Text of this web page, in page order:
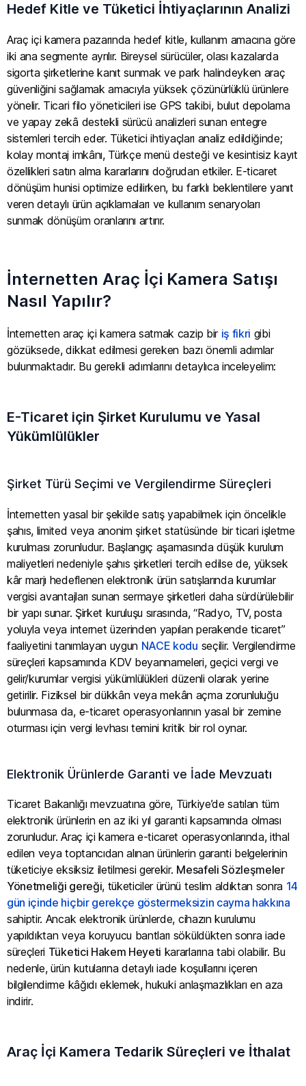
Hedef Kitle ve Tüketici İhtiyaçlarının Analizi
Araç içi kamera pazarında hedef kitle, kullanım amacına göre
iki ana segmente ayrılır. Bireysel sürücüler, olası kazalarda
sigorta şirketlerine kanıt sunmak ve park halindeyken araç
güvenliğini sağlamak amacıyla yüksek çözünürlüklü ürünlere
yönelir. Ticari filo yöneticileri ise GPS takibi, bulut depolama
ve yapay zekâ destekli sürücü analizleri sunan entegre
sistemleri tercih eder. Tüketici ihtiyaçları analiz edildiğinde;
kolay montaj imkânı, Türkçe menü desteği ve kesintisiz kayıt
özellikleri satın alma kararlarını doğrudan etkiler. E-ticaret
dönüşüm hunisi optimize edilirken, bu farklı beklentilere yanıt
veren detaylı ürün açıklamaları ve kullanım senaryoları
sunmak dönüşüm oranlarını artırır.
İnternetten Araç İçi Kamera Satışı
Nasıl Yapılır?
İnternetten araç içi kamera satmak cazip bir iş fikri gibi
gözüksede, dikkat edilmesi gereken bazı önemli adımlar
bulunmaktadır. Bu gerekli adımlarını detaylıca inceleyelim:
E-Ticaret için Şirket Kurulumu ve Yasal
Yükümlülükler
Şirket Türü Seçimi ve Vergilendirme Süreçleri
İnternetten yasal bir şekilde satış yapabilmek için öncelikle
şahıs, limited veya anonim şirket statüsünde bir ticari işletme
kurulması zorunludur. Başlangıç aşamasında düşük kurulum
maliyetleri nedeniyle şahıs şirketleri tercih edilse de, yüksek
kâr marjı hedeflenen elektronik ürün satışlarında kurumlar
vergisi avantajları sunan sermaye şirketleri daha sürdürülebilir
bir yapı sunar. Şirket kuruluşu sırasında, “Radyo, TV, posta
yoluyla veya internet üzerinden yapılan perakende ticaret”
faaliyetini tanımlayan uygun NACE kodu seçilir. Vergilendirme
süreçleri kapsamında KDV beyannameleri, geçici vergi ve
gelir/kurumlar vergisi yükümlülükleri düzenli olarak yerine
getirilir. Fiziksel bir dükkân veya mekân açma zorunluluğu
bulunmasa da, e-ticaret operasyonlarının yasal bir zemine
oturması için vergi levhası temini kritik bir rol oynar.
Elektronik Ürünlerde Garanti ve İade Mevzuatı
Ticaret Bakanlığı mevzuatına göre, Türkiye’de satılan tüm
elektronik ürünlerin en az iki yıl garanti kapsamında olması
zorunludur. Araç içi kamera e-ticaret operasyonlarında, ithal
edilen veya toptancıdan alınan ürünlerin garanti belgelerinin
tüketiciye eksiksiz iletilmesi gerekir. Mesafeli Sözleşmeler
Yönetmeliği gereği, tüketiciler ürünü teslim aldıktan sonra 14
gün içinde hiçbir gerekçe göstermeksizin cayma hakkına
sahiptir. Ancak elektronik ürünlerde, cihazın kurulumu
yapıldıktan veya koruyucu bantları söküldükten sonra iade
süreçleri Tüketici Hakem Heyeti kararlarına tabi olabilir. Bu
nedenle, ürün kutularına detaylı iade koşullarını içeren
bilgilendirme kâğıdı eklemek, hukuki anlaşmazlıkları en aza
indirir.
Araç İçi Kamera Tedarik Süreçleri ve İthalat